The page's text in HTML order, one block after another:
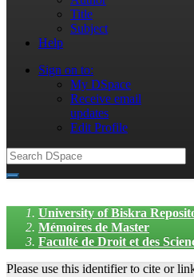
Title
Subject
Help
Sign on to:
My DSpace
Receive email
updates
Edit Profile
University of Biskra
Mémoires de Master
Faculté de Droit et des
Please use this identifier to cite or